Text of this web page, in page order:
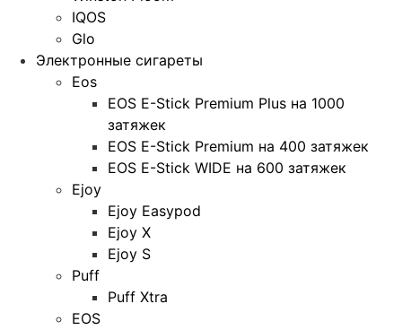
IQOS
Glo
Электронные сигареты
Eos
EOS E-Stick Premium Plus на 1000
затяжек
EOS E-Stick Premium на 400 затяжек
EOS E-Stick WIDE на 600 затяжек
Ejoy
Ejoy Easypod
Ejoy X
Ejoy S
Puff
Puff Xtra
EOS